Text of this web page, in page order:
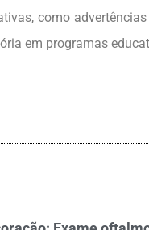
como
em programas